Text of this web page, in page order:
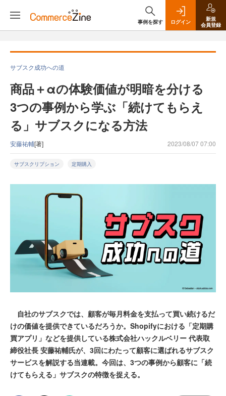
事例を探す ログイン
新規
会員登録
サブスク成功への道
商品＋αの体験価値が明暗を分ける
3つの事例から学ぶ「続けてもらえ
る」サブスクになる方法
安藤祐輔[著] 2023/08/07 07:00
サブスクリプション 定期購入
自社のサブスクでは、顧客が毎月料金を支払って買い続けるだ
けの価値を提供できているだろうか。Shopifyにおける「定期購
買アプリ」などを提供している株式会社ハックルベリー 代表取
締役社長 安藤祐輔氏が、3回にわたって顧客に選ばれるサブスク
サービスを解説する当連載。今回は、3つの事例から顧客に「続
けてもらえる」サブスクの特徴を捉える。